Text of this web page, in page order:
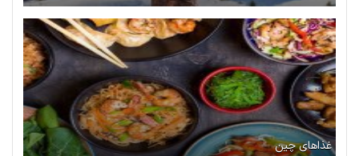
غذاهای چین